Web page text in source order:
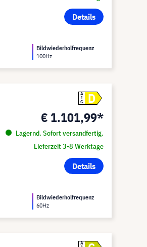
Details
Bildwiederholfrequenz
100Hz
A
G
D
€ 1.101,99*
Lagernd. Sofort versandfertig.
Lieferzeit 3-8 Werktage
Details
Bildwiederholfrequenz
60Hz
A